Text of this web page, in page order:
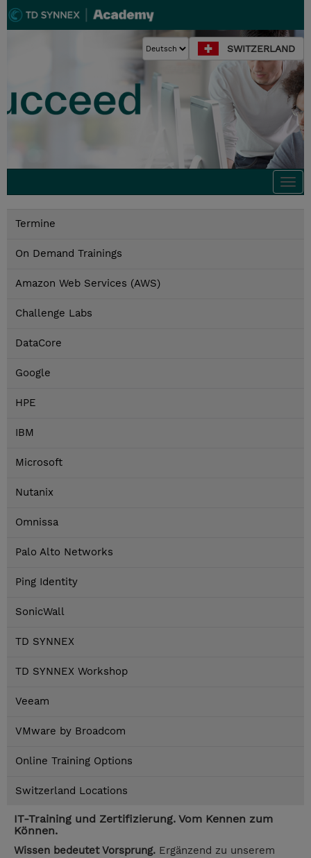
SWITZERLAND
Termine
On Demand Trainings
Amazon Web Services (AWS)
Challenge Labs
DataCore
Google
HPE
IBM
Microsoft
Nutanix
Omnissa
Palo Alto Networks
Ping Identity
SonicWall
TD SYNNEX
TD SYNNEX Workshop
Veeam
VMware by Broadcom
Online Training Options
Switzerland Locations
IT-Training und Zertifizierung. Vom Kennen zum
Können.
Wissen bedeutet Vorsprung. Ergänzend zu unserem